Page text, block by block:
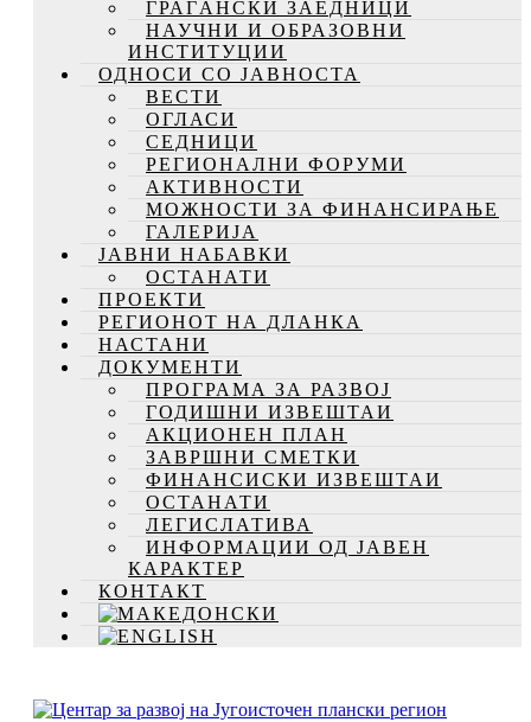
ГРАЃАНСКИ ЗАЕДНИЦИ
НАУЧНИ И ОБРАЗОВНИ
ИНСТИТУЦИИ
ОДНОСИ СО ЈАВНОСТА
ВЕСТИ
ОГЛАСИ
СЕДНИЦИ
РЕГИОНАЛНИ ФОРУМИ
АКТИВНОСТИ
МОЖНОСТИ ЗА ФИНАНСИРАЊЕ
ГАЛЕРИЈА
ЈАВНИ НАБАВКИ
ОСТАНАТИ
ПРОЕКТИ
РЕГИОНОТ НА ДЛАНКА
НАСТАНИ
ДОКУМЕНТИ
ПРОГРАМА ЗА РАЗВОЈ
ГОДИШНИ ИЗВЕШТАИ
АКЦИОНЕН ПЛАН
ЗАВРШНИ СМЕТКИ
ФИНАНСИСКИ ИЗВЕШТАИ
ОСТАНАТИ
ЛЕГИСЛАТИВА
ИНФОРМАЦИИ ОД ЈАВЕН
КАРАКТЕР
КОНТАКТ